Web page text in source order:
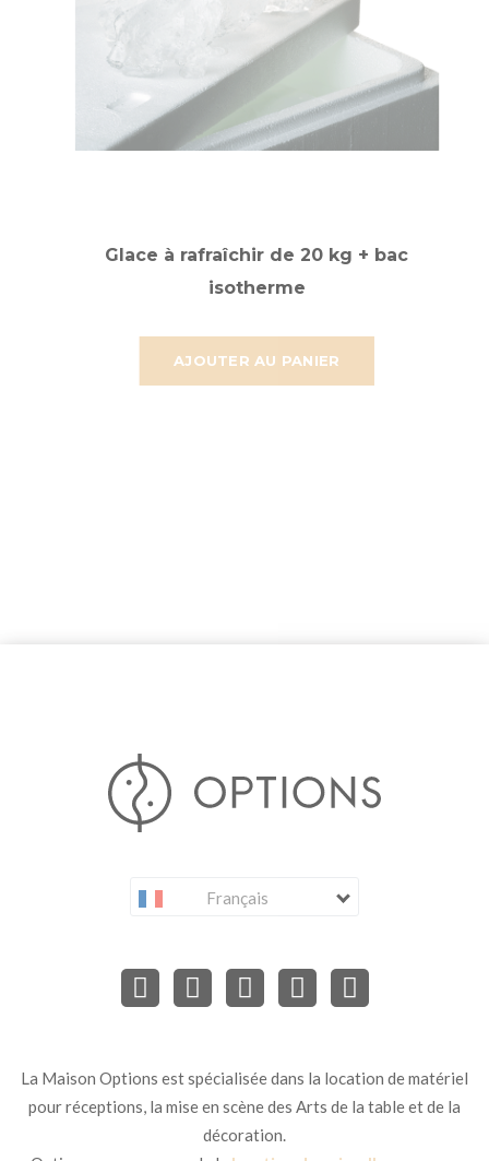
AJOUTER AU PANIER
Glace à rafraîchir de 20 kg + bac
isotherme
Français
La Maison Options est spécialisée dans la location de matériel
pour réceptions, la mise en scène des Arts de la table et de la
décoration.